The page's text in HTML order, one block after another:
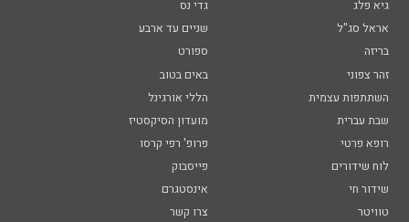
גיא פלג
גדי נס
אראל סג"ל
שניים עד ארבע
בריזה
ספורט
זהר צפוני
באים בטוב
השתתפות עצמית
הללי אורגינל
שבת עברית
מועדון הסיקסטיז
רופא פרטי
פרופ' רפי קרסו
לוח שידורים
פייסבוק
שידור חי
אינסטגרם
טוויטר
צרו קשר